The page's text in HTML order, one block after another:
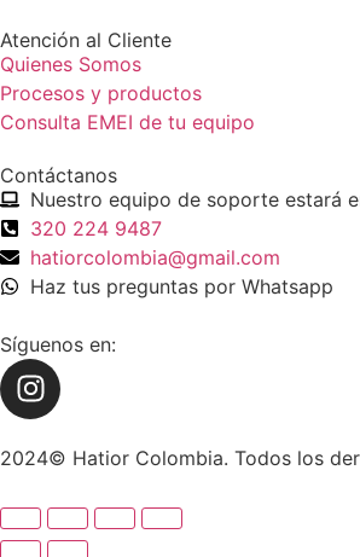
Atención al Cliente
Quienes Somos
Procesos y productos
Consulta EMEI de tu equipo
Contáctanos
Nuestro equipo de soporte estará
320 224 9487
hatiorcolombia@gmail.com
Haz tus preguntas por Whatsapp
Síguenos en:
2024© Hatior Colombia. Todos los